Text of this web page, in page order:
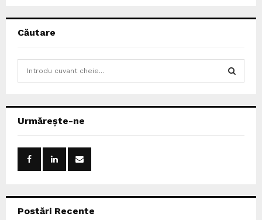
Căutare
h
Urmărește-ne
Postări Recente